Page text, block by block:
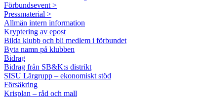
Förbundsevent >
Pressmaterial >
Allmän intern information
Kryptering av epost
Bilda klubb och bli medlem i förbundet
Byta namn på klubben
Bidrag
Bidrag från SB&K:s distrikt
SISU Lärgrupp – ekonomiskt stöd
Försäkring
Krisplan – råd och mall